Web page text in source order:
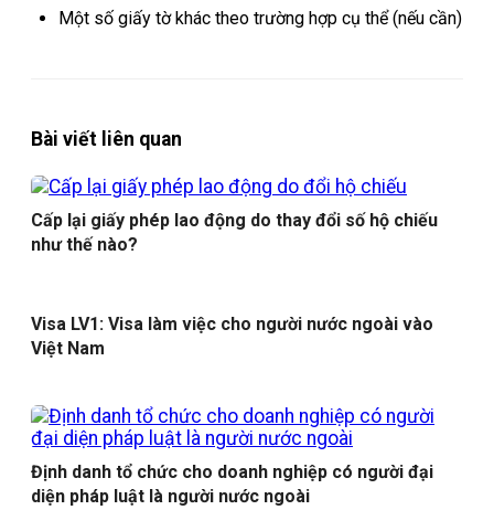
Một số giấy tờ khác theo trường hợp cụ thể (nếu cần)
Bài viết liên quan
Cấp lại giấy phép lao động do thay đổi số hộ chiếu
như thế nào?
Visa LV1: Visa làm việc cho người nước ngoài vào
Việt Nam
Định danh tổ chức cho doanh nghiệp có người đại
diện pháp luật là người nước ngoài